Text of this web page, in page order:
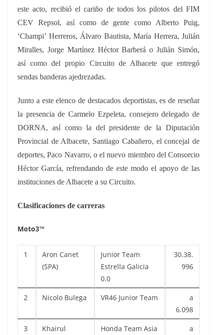
este acto, recibió el cariño de todos los pilotos del FIM
CEV Repsol, así como de gente como Alberto Puig,
‘Champi’ Herreros, Álvaro Bautista, María Herrera, Julián
Miralles, Jorge Martínez Héctor Barberá o Julián Simón,
así como del propio Circuito de Albacete que entregó
sendas banderas ajedrezadas.
Junto a este elenco de destacados deportistas, es de reseñar
la presencia de Carmelo Ezpeleta, consejero delegado de
DORNA, así como la del presidente de la Diputación
Provincial de Albacete, Santiago Cabañero, el concejal de
deportes, Paco Navarro, o el nuevo miembro del Consorcio
Héctor García, refrendando de este modo el apoyo de las
instituciones de Albacete a su Circuito.
Clasificaciones de carreras
Moto3™
1
Aron Canet
(SPA)
Junior Team
Estrella Galicia
0.0
30.38.
996
2 Nicolo Bulega VR46 Junior Team
a
6.098
3
Khairul
Honda Team Asia
a